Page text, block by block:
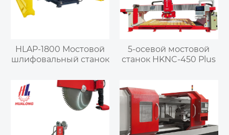
HLAP-1800 Мостовой
шлифовальный станок
5-осевой мостовой
станок HKNC-450 Plus